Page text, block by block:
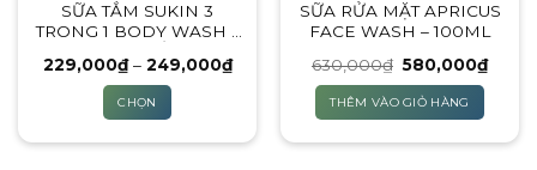
SỮA TẮM SUKIN 3
TRONG 1 BODY WASH –
GỘI – SỮA RỬA MẶT) – 3
MÙI HƯƠNG
229,000₫ – 249,000₫Khoảng
giá:
249,000₫
CHỌN
SỮA RỬA MẶT APRICUS
FACE WASH – 100ML
630,000₫ Giá
là:
630,000₫.
580,000₫Giá
hiện
THÊM VÀO GIỎ HÀNG